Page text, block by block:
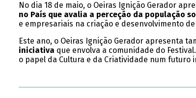
No dia 18 de maio, o Oeiras Ignição Gerador
no País que avalia a perceção da população
e empresariais na criação e desenvolvimento
Este ano, o Oeiras Ignição Gerador apresenta
iniciativa que envolva a comunidade do
o papel da Cultura e da Criatividade num futuro